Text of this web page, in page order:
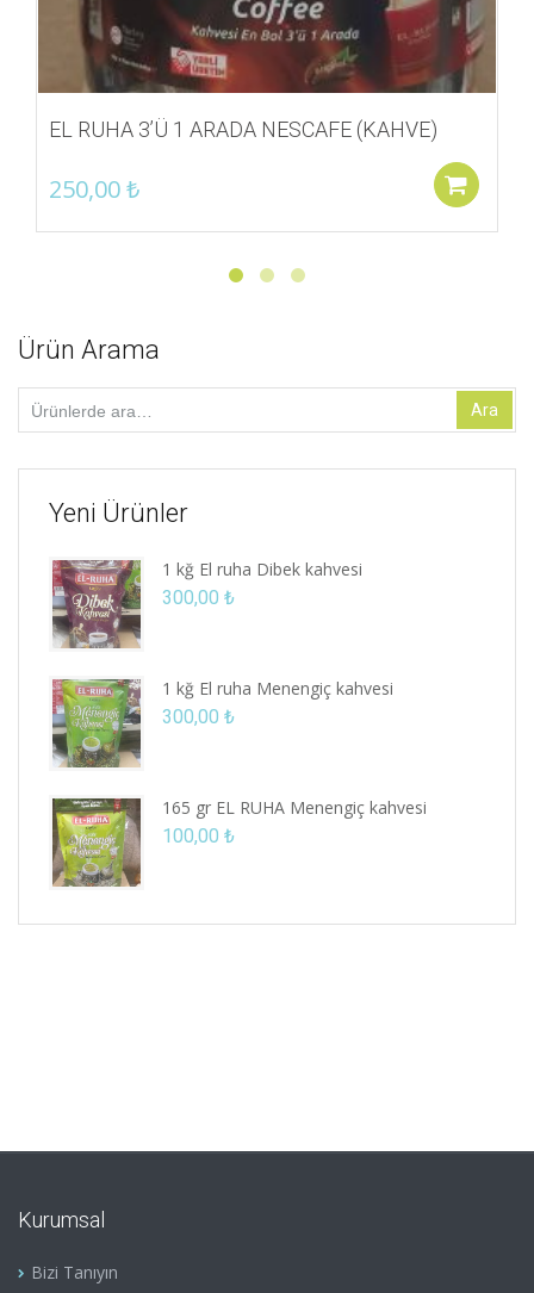
EL RUHA 3’Ü 1 ARADA NESCAFE (KAHVE)
250,00₺
Ürün Arama
Ara: Ara
Yeni Ürünler
1 kğ El ruha Dibek kahvesi
300,00 ₺
1 kğ El ruha Menengiç kahvesi
300,00 ₺
165 gr EL RUHA Menengiç kahvesi
100,00 ₺
Kurumsal
Bizi Tanıyın